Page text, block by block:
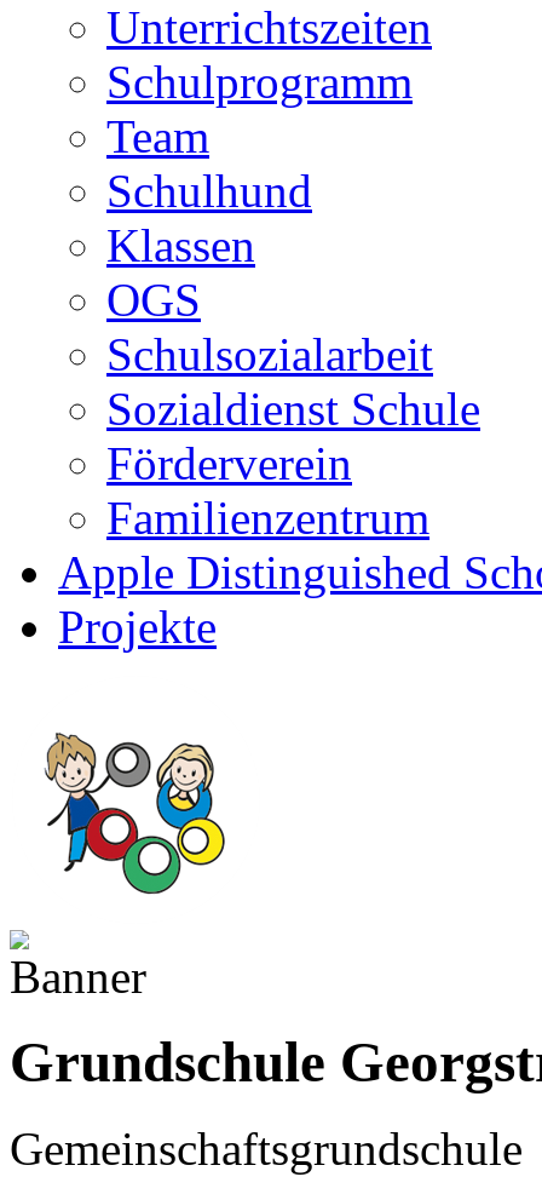
Unterrichtszeiten
Schulprogramm
Team
Schulhund
Klassen
OGS
Schulsozialarbeit
Sozialdienst Schule
Förderverein
Familienzentrum
Apple Distinguished
Projekte
Grundschule
Gemeinschaftsgrundschule